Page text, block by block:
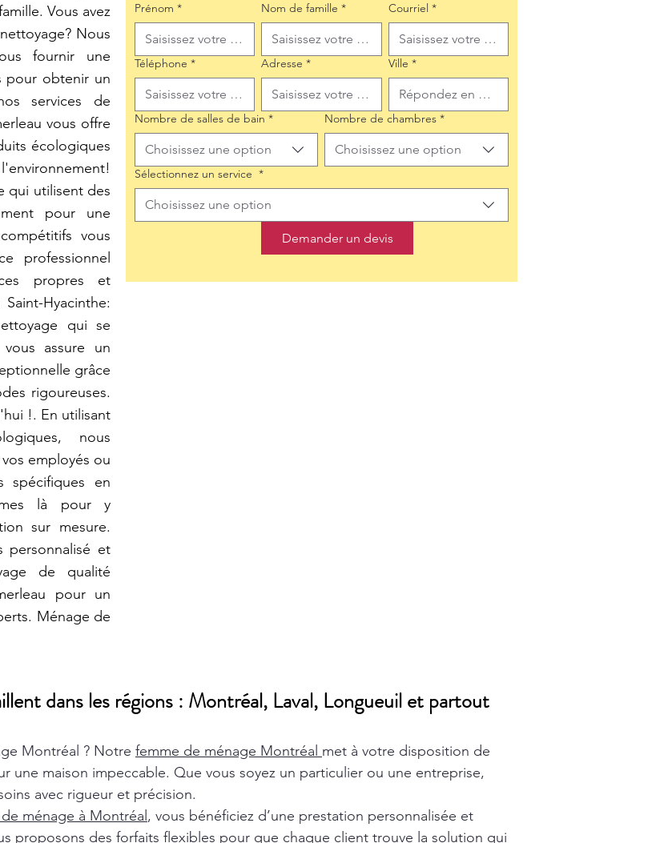
Vous avez
Nous
fournir une
pour obtenir un
services de
vous offre
écologiques
qui utilisent des
pour une
vous
professionnel
propres et
Hyacinthe:
qui se
assure un
grâce
rigoureuses.
!. En utilisant
nous
employés ou
spécifiques en
là pour y
sur mesure.
personnalisé et
de qualité
pour un
Ménage de
Prénom * Nom de famille * Courriel *
Téléphone * Adresse * Ville *
Nombre de salles de bain *
Choisissez une option
Nombre de chambres *
Choisissez une option
Sélectionnez un service *
Choisissez une option
Demander un devis
dans les régions : Montréal, Laval, Longueuil et partout
Montréal ? Notre femme de ménage Montréal met à votre disposition de
une maison impeccable. Que vous soyez un particulier ou une entreprise,
avec rigueur et précision.
ménage à Montréal , vous bénéficiez d’une prestation personnalisée et
proposons des forfaits flexibles pour que chaque client trouve la solution qui